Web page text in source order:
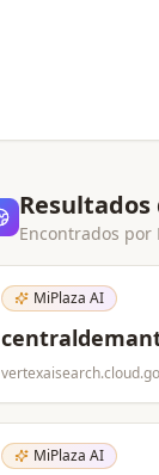
Resultados
Encontrados por
MiPlaza AI
MiPlaza AI